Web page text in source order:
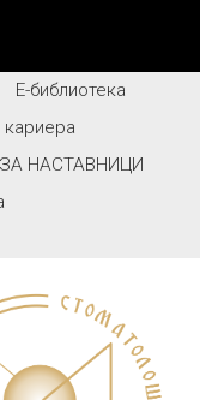
Е-библиотека
кариера
НАСТАВНИЦИ